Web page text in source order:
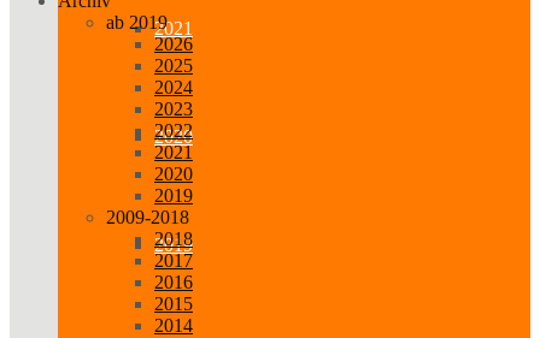
2021
2020
2019
ab 2019
2026
2025
2024
2023
2022
2021
2020
2019
2009-2018
2018
2017
2016
2015
2014